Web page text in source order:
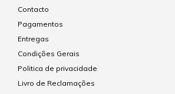
Contacto
Pagamentos
Entregas
Condições Gerais
Politica de privacidade
Livro de Reclamações